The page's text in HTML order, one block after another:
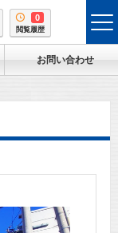
0
閲覧履歴
お問い合わせ